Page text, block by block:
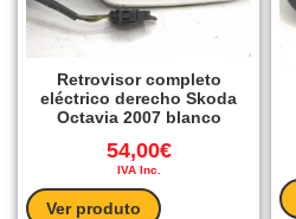
Retrovisor completo
eléctrico derecho Skoda
Octavia 2007 blanco
54,00€
IVA Inc.
Ver produto